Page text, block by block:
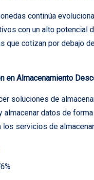
continúa
con un alto potencial
que cotizan por debajo
en Almacenamiento
soluciones de
datos de
los servicios de